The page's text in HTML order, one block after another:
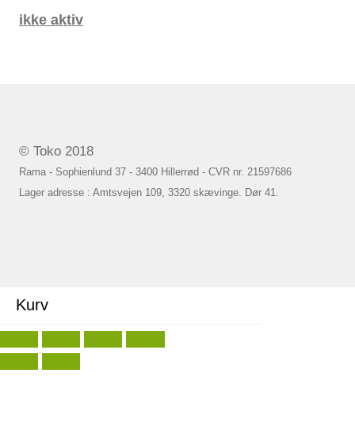
ikke aktiv
© Toko 2018
Rama - Sophienlund 37 - 3400 Hillerrød - CVR nr. 21597686
Lager adresse : Amtsvejen 109, 3320 skævinge. Dør 41.
Kurv